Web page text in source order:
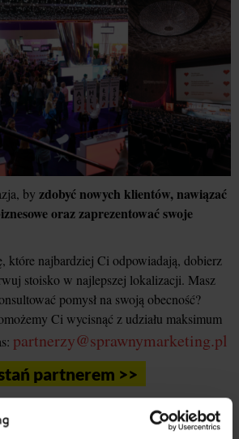
by zdobyć nowych klientów, nawiązać
oraz zaprezentować swoje
które najbardziej Ci odpowiadają, dobierz
stoisko w najlepszej lokalizacji. Masz
pomysł na swoją obecność?
Ci wycisnąć z udziału maksimum
partnerzy@sprawnymarketing.pl
partnerem >>